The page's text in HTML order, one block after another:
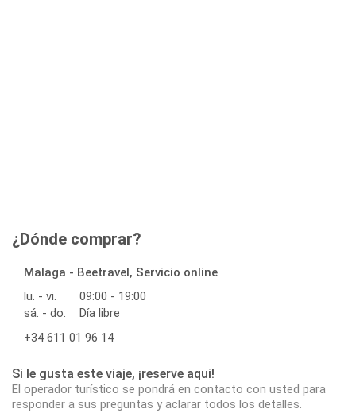
¿Dónde comprar?
Malaga - Beetravel, Servicio online
lu. - vi.
09:00 - 19:00
sá. - do.
Día libre
+34 611 01 96 14
Si le gusta este viaje, ¡reserve aqui!
El operador turístico se pondrá en contacto con usted para
responder a sus preguntas y aclarar todos los detalles.